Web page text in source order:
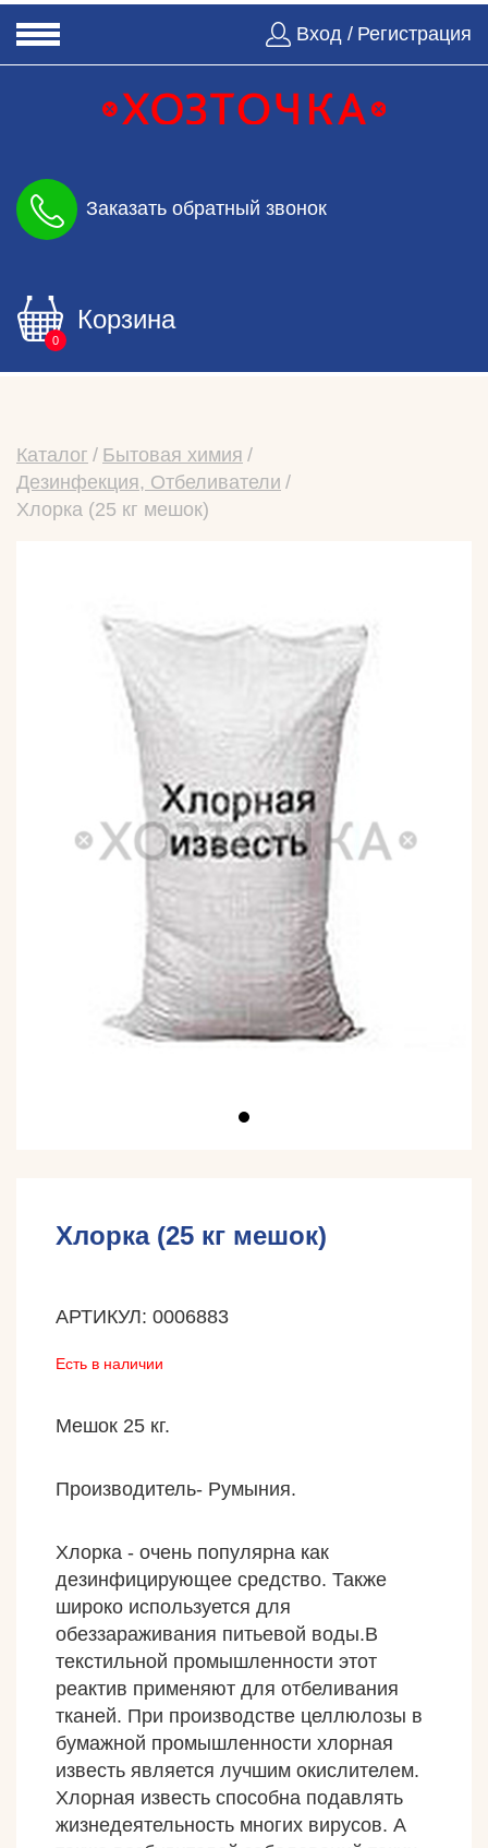
Вход / Регистрация
Заказать обратный звонок
0
Корзина
Каталог
Бытовая химия
Дезинфекция, Отбеливатели
Хлорка (25 кг мешок)
Хлорка (25 кг мешок)
АРТИКУЛ: 0006883
Есть в наличии
Мешок 25 кг.
Производитель- Румыния.
Хлорка - очень популярна как
дезинфицирующее средство. Также
широко используется для
обеззараживания питьевой воды.В
текстильной промышленности этот
реактив применяют для отбеливания
тканей. При производстве целлюлозы в
бумажной промышленности хлорная
известь является лучшим окислителем.
Хлорная известь способна подавлять
жизнедеятельность многих вирусов. А